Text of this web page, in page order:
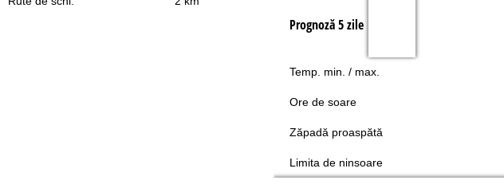
Prognoză 5 zile
Temp. min. / max.
Ore de soare
Zăpadă proaspătă
Limita de ninsoare